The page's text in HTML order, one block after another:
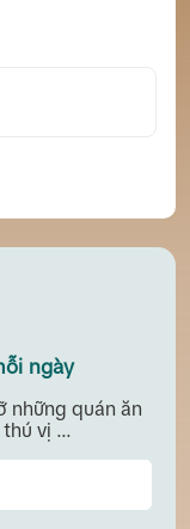
ngày
những quán ăn
vị ...